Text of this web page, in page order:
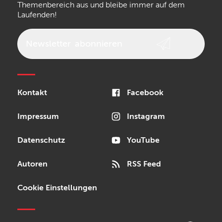
Themenbereich aus und bleibe immer auf dem
Laufenden!
Kontakt
Impressum
Datenschutz
Autoren
Cookie Einstellungen
Facebook
Instagram
YouTube
RSS Feed